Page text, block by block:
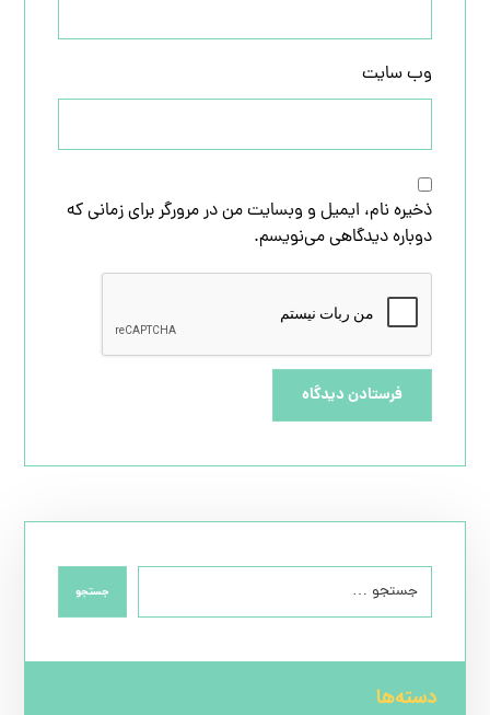
وب‌ سایت
ذخیره نام، ایمیل و وبسایت من در مرورگر برای زمانی که
دوباره دیدگاهی می‌نویسم.
فرستادن دیدگاه
جستجو
دسته‌ها